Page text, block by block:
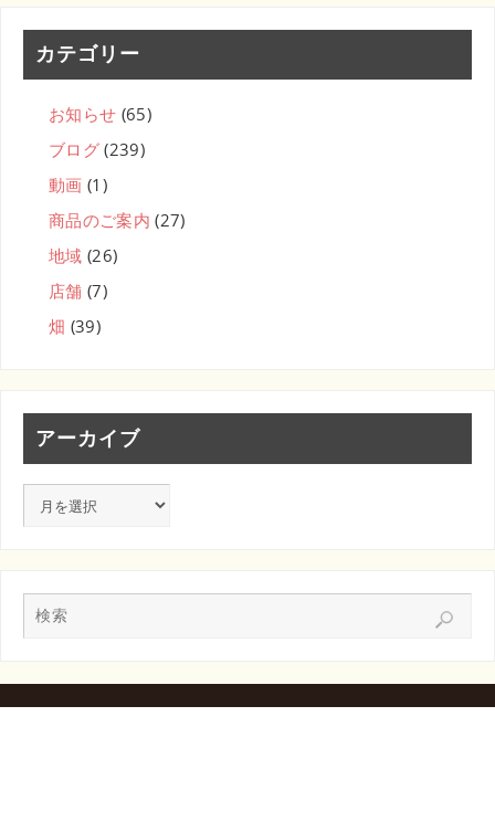
カテゴリー
お知らせ (65)
ブログ(239)
動画 (1)
商品のご案内 (27)
地域 (26)
店舗 (7)
畑 (39)
アーカイブ